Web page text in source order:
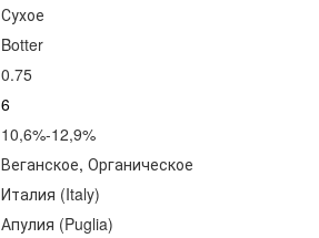
Сухое
Botter
0.75
6
10,6%-12,9%
Веганское, Органическое
Италия (Italy)
Апулия (Puglia)